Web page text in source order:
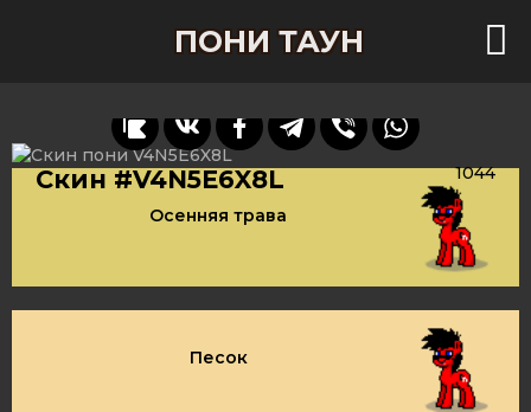
ПОНИ ТАУН
Скин #V4N5E6X8L
1044
Осенняя трава
Песок